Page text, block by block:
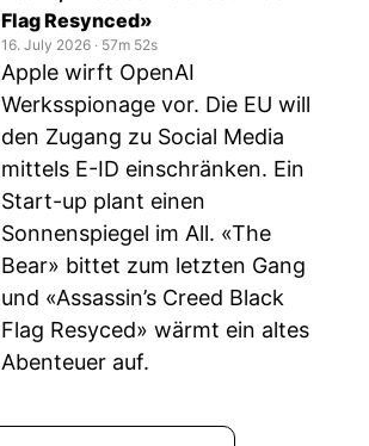
Flag Resynced»
16. July 2026 ‧ 57m 52s
Apple wirft OpenAI
Werksspionage vor. Die EU will
den Zugang zu Social Media
mittels E-ID einschränken. Ein
Start-up plant einen
Sonnenspiegel im All. «The
Bear» bittet zum letzten Gang
und «Assassin’s Creed Black
Flag Resyced» wärmt ein altes
Abenteuer auf.